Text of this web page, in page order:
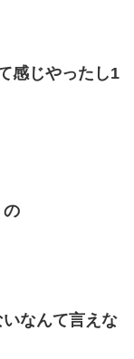
感じやったし1
の
なんて言えな